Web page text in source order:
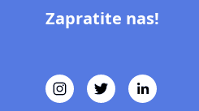
Zapratite nas!